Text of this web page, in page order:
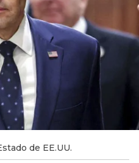
de EE.UU.